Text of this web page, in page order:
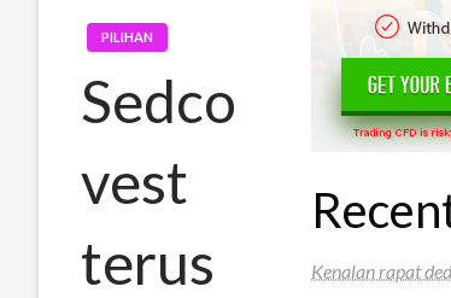
PILIHAN
Sedco
vest
terus
Kenalan rapat